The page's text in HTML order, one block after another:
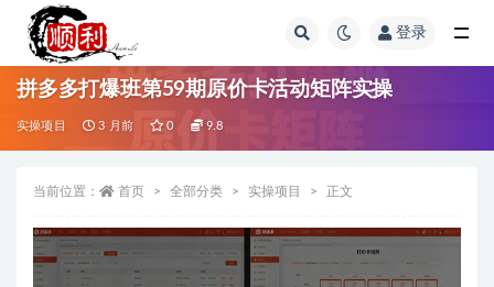
登录
拼多多打爆班第59期原价卡活动矩阵实操
实操项目 3 月前 0 9.8
当前位置： 首页 全部分类 实操项目 正文
全部